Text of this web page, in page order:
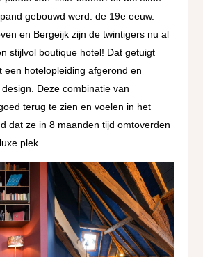
gebouwd werd: de 19e eeuw.
en Bergeijk zijn de twintigers nu al
stijlvol boutique hotel! Dat getuigt
een hotelopleiding afgerond en
Deze combinatie van
terug te zien en voelen in het
dat ze in 8 maanden tijd omtoverden
plek.